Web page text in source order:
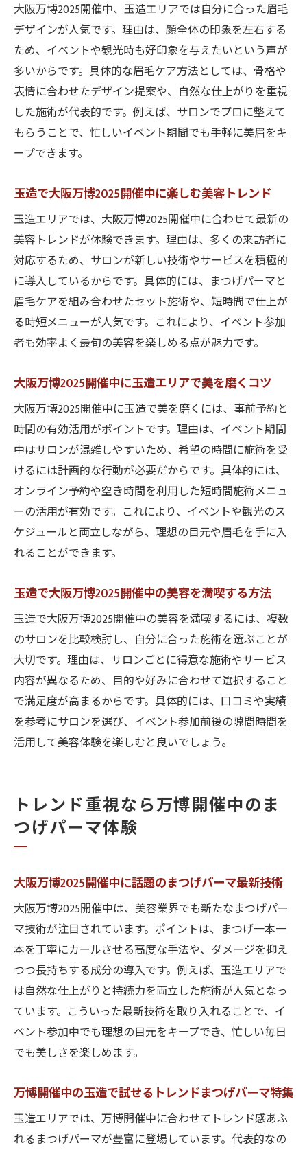
大阪万博2025開催中におすすめの眉毛ケア
方法を紹介
大阪市で叶える大阪万博2025開催中の美眉
スタイル
万博開催中の大阪市で話題の眉毛サロン活
用法
大阪万博2025開催中に人気の眉毛ケア体験
イベント合間に最旬まつげパーマを手軽に体感
大阪万博2025開催中にイベント合間の美容
活用術
万博開催中の空き時間で叶うまつげパーマ
体験
大阪万博2025開催中に手軽に試せるまつげ
パーマ
イベント参加中でも大阪万博2025開催中の
アを体験
万博開催中に気軽に行けるまつげパーマス
ポット
美しさを引き出す大阪万博2025開催中の過ごし
方
大阪万博2025開催中に美しさを磨くサロン
活用術
方法
大阪万博2025開催中の時間を有効活用でき
る美容法
美しさを引き出す大阪万博2025開催中の新
習慣
大阪万博2025開催中の自分磨きプランを提
案
万博開催中の充実時間を叶える美容のすす
情
大阪万博2025開催中に便利な玉造の美容情
万博アクセス抜群の玉造エリア最新サロン
トレンド
大阪万博2025開催中に玉造で人気の美容サ
ービスまとめ
玉造で大阪万博2025開催中に体験する話題
の美容法
大阪万博2025開催中も玉造でスムーズに美
容を満喫
万博開催中の玉造エリアで注目の美容ニュ
関目で叶えるまつげ・眉毛トレンドの秘密とは
大阪万博2025開催中に関目で話題の美容ト
レンド紹介
大阪万博2025開催中、玉造エリアでは自分に合った眉毛
デザインが人気です。理由は、顔全体の印象を左右する
ため、イベントや観光時も好印象を与えたいという声が
多いからです。具体的な眉毛ケア方法としては、骨格や
表情に合わせたデザイン提案や、自然な仕上がりを重視
した施術が代表的です。例えば、サロンでプロに整えて
もらうことで、忙しいイベント期間でも手軽に美眉をキ
ープできます。
玉造で大阪万博2025開催中に楽しむ美容トレンド
玉造エリアでは、大阪万博2025開催中に合わせて最新の
美容トレンドが体験できます。理由は、多くの来訪者に
対応するため、サロンが新しい技術やサービスを積極的
に導入しているからです。具体的には、まつげパーマと
眉毛ケアを組み合わせたセット施術や、短時間で仕上が
る時短メニューが人気です。これにより、イベント参加
者も効率よく最旬の美容を楽しめる点が魅力です。
大阪万博2025開催中に玉造エリアで美を磨くコツ
大阪万博2025開催中に玉造で美を磨くには、事前予約と
時間の有効活用がポイントです。理由は、イベント期間
中はサロンが混雑しやすいため、希望の時間に施術を受
けるには計画的な行動が必要だからです。具体的には、
オンライン予約や空き時間を利用した短時間施術メニュ
ーの活用が有効です。これにより、イベントや観光のス
ケジュールと両立しながら、理想の目元や眉毛を手に入
れることができます。
玉造で大阪万博2025開催中の美容を満喫する方法
玉造で大阪万博2025開催中の美容を満喫するには、複数
のサロンを比較検討し、自分に合った施術を選ぶことが
大切です。理由は、サロンごとに得意な施術やサービス
内容が異なるため、目的や好みに合わせて選択すること
で満足度が高まるからです。具体的には、口コミや実績
を参考にサロンを選び、イベント参加前後の隙間時間を
活用して美容体験を楽しむと良いでしょう。
トレンド重視なら万博開催中のま
つげパーマ体験
大阪万博2025開催中に話題のまつげパーマ最新技術
大阪万博2025開催中は、美容業界でも新たなまつげパー
マ技術が注目されています。ポイントは、まつげ一本一
本を丁寧にカールさせる高度な手法や、ダメージを抑え
つつ長持ちする成分の導入です。例えば、玉造エリアで
は自然な仕上がりと持続力を両立した施術が人気となっ
ています。こういった最新技術を取り入れることで、イ
ベント参加中でも理想の目元をキープでき、忙しい毎日
でも美しさを楽しめます。
万博開催中の玉造で試せるトレンドまつげパーマ特集
玉造エリアでは、万博開催中に合わせてトレンド感あふ
れるまつげパーマが豊富に登場しています。代表的なの